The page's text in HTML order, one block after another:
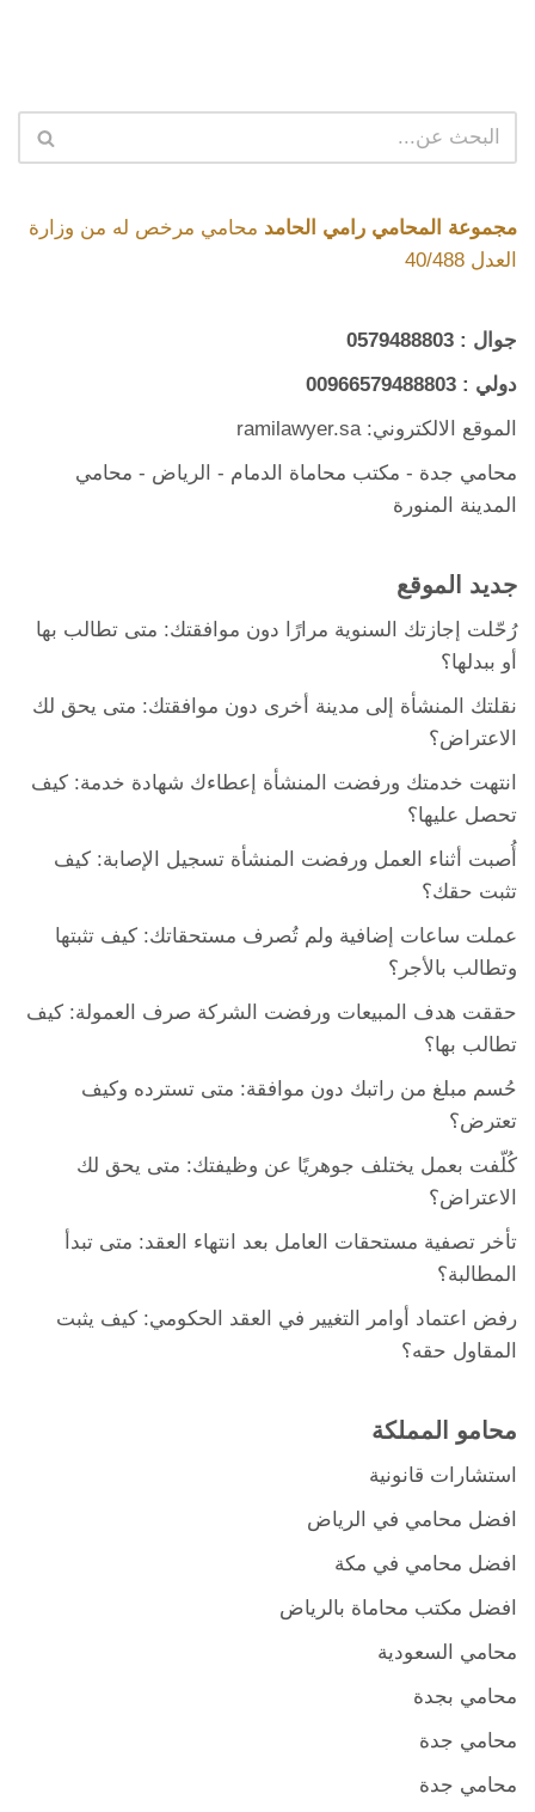
مجموعة المحامي رامي الحامد محامي مرخص له من وزارة
العدل 40/488
جوال : 0579488803
دولي : 00966579488803
الموقع الالكتروني: ramilawyer.sa
محامي جدة - مكتب محاماة الدمام - الرياض - محامي
المدينة المنورة
جديد الموقع
رُحّلت إجازتك السنوية مرارًا دون موافقتك: متى تطالب بها
أو ببدلها؟
نقلتك المنشأة إلى مدينة أخرى دون موافقتك: متى يحق لك
الاعتراض؟
انتهت خدمتك ورفضت المنشأة إعطاءك شهادة خدمة: كيف
تحصل عليها؟
أُصبت أثناء العمل ورفضت المنشأة تسجيل الإصابة: كيف
تثبت حقك؟
عملت ساعات إضافية ولم تُصرف مستحقاتك: كيف تثبتها
وتطالب بالأجر؟
حققت هدف المبيعات ورفضت الشركة صرف العمولة: كيف
تطالب بها؟
حُسم مبلغ من راتبك دون موافقة: متى تسترده وكيف
تعترض؟
كُلّفت بعمل يختلف جوهريًا عن وظيفتك: متى يحق لك
الاعتراض؟
تأخر تصفية مستحقات العامل بعد انتهاء العقد: متى تبدأ
المطالبة؟
رفض اعتماد أوامر التغيير في العقد الحكومي: كيف يثبت
المقاول حقه؟
محامو المملكة
استشارات قانونية
افضل محامي في الرياض
افضل محامي في مكة
افضل مكتب محاماة بالرياض
محامي السعودية
محامي بجدة
محامي جدة
محامي جدة